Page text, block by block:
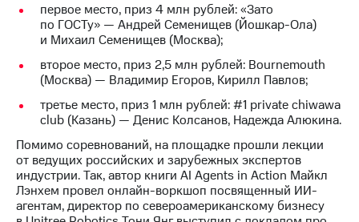
Программа
приобретения
Порядок
выкупа
акций
Дивиденды
Рынок
облигаций
Описание
Еврооблигации-2023
Уведомление
о
погашении
первое место, приз 4 млн рублей: «Зато
по ГОСТу» — Андрей Семенищев (Йошкар-Ола)
и Михаил Семенищев (Москва);
второе место, приз 2,5 млн рублей: Bournemouth
(Москва) — Владимир Егоров, Кирилл Павлов;
третье место, приз 1 млн рублей: #1 private chiwawa
club (Казань) — Денис Колсанов, Надежда Алюкина.
Помимо соревнований, на площадке прошли лекции
от ведущих российских и зарубежных экспертов
индустрии. Так, автор книги AI Agents in Action Майкл
Лэнхем провел онлайн-воркшоп посвященный ИИ-
агентам, директор по североамериканскому бизнесу